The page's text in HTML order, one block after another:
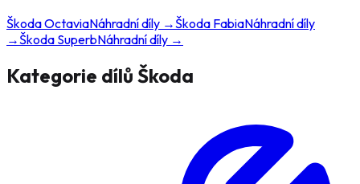
ŠkodaOctaviaNáhradní díly →Škoda FabiaNáhradní díly
→Škoda SuperbNáhradní díly →
Kategorie dílů Škoda